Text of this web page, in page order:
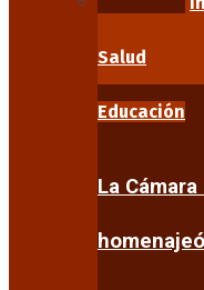
Salud
Educación
La